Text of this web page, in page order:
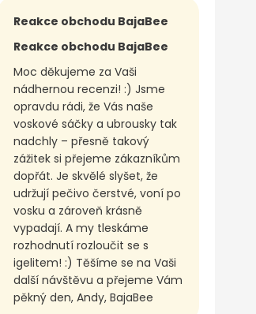
Reakce obchodu BajaBee
Reakce obchodu BajaBee
Moc děkujeme za Vaši
nádhernou recenzi! :) Jsme
opravdu rádi, že Vás naše
voskové sáčky a ubrousky tak
nadchly – přesně takový
zážitek si přejeme zákazníkům
dopřát. Je skvělé slyšet, že
udržují pečivo čerstvé, voní po
vosku a zároveň krásně
vypadají. A my tleskáme
rozhodnutí rozloučit se s
igelitem! :) Těšíme se na Vaši
další návštěvu a přejeme Vám
pěkný den, Andy, BajaBee